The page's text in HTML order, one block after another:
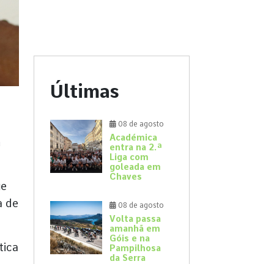
de
Últimas
08 de agosto
Académica
entra na 2.ª
Liga com
goleada em
Chaves
08 de agosto
Volta passa
amanhã em
Góis e na
Pampilhosa
da Serra